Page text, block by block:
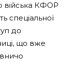
війська КФОР
спеціальної
до
що вже